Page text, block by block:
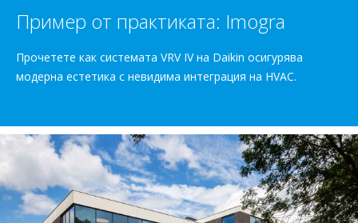
Пример от практиката: Imogra
Прочетете как системата VRV IV на Daikin осигурява
модерна естетика с невидима интеграция на HVAC.